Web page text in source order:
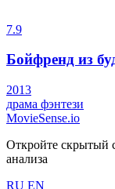
7.9
Бойфренд из
2013
драма фэнтези
MovieSense.io
Откройте скрытый
анализа
RU EN